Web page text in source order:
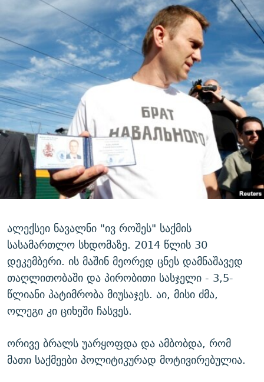
ალექსეი ნავალნი "ივ როშეს" საქმის
სასამართლო სხდომაზე. 2014 წლის 30
დეკემბერი. ის მაშინ მეორედ ცნეს დამნაშავედ
თაღლითობაში და პირობითი სასჯელი - 3,5-
წლიანი პატიმრობა მიუსაჯეს. აი, მისი ძმა,
ოლეგი კი ციხეში ჩასვეს.
ორივე ბრალს უარყოფდა და ამბობდა, რომ
მათი საქმეები პოლიტიკურად მოტივირებულია.